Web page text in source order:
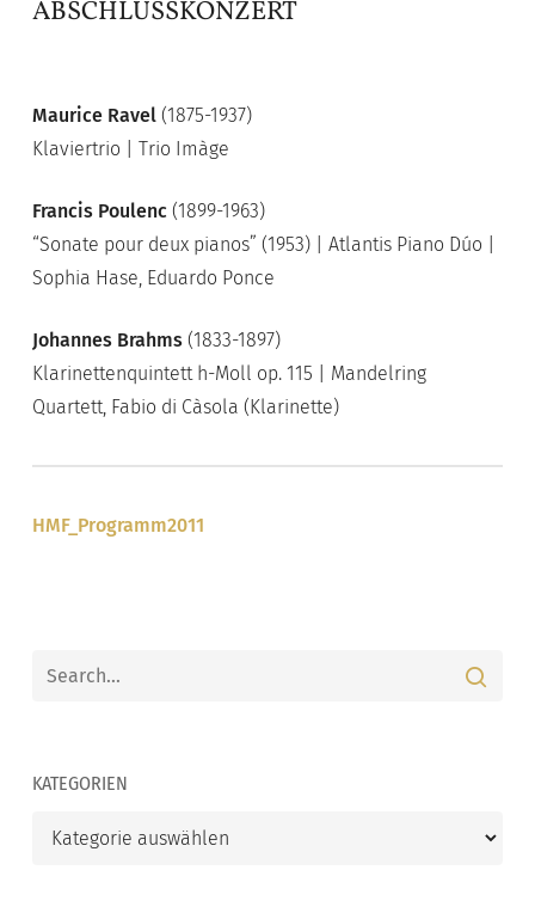
ABSCHLUSSKONZERT
Maurice Ravel(1875-1937)
Klaviertrio | Trio Imàge
Francis Poulenc (1899-1963)
“Sonate pour deux pianos” (1953) | Atlantis Piano Dúo |
Sophia Hase, Eduardo Ponce
Johannes Brahms(1833-1897)
Klarinettenquintett h-Moll op. 115 | Mandelring
Quartett, Fabio di Càsola (Klarinette)
HMF_Programm2011
KATEGORIEN